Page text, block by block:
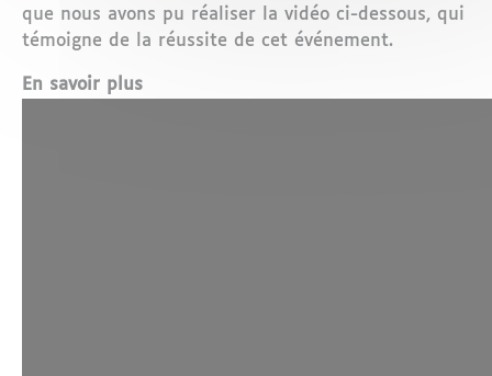
que nous avons pu réaliser la vidéo ci-dessous, qui
témoigne de la réussite de cet événement.
En savoir plus